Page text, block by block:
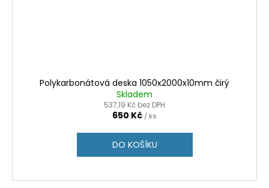
Polykarbonátová deska 1050x2000x10mm čirý
Skladem
537,19 Kč bez DPH
650 Kč / ks
DO KOŠÍKU